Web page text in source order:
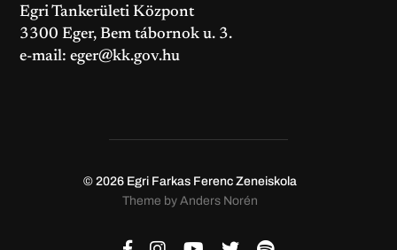
Egri Tankerületi Központ
3300 Eger, Bem tábornok u. 3.
e-mail:eger@kk.gov.hu
© 2026 Egri Farkas Ferenc Zeneiskola
Theme by Anders Norén